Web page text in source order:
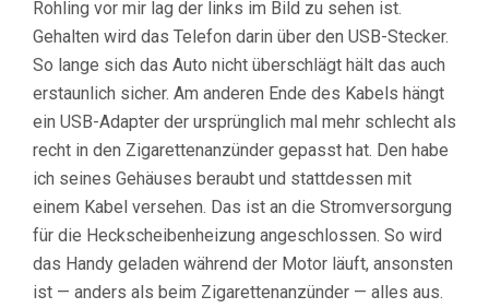
Rohling vor mir lag der links im Bild zu sehen ist.
Gehalten wird das Telefon darin über den USB-Stecker.
So lange sich das Auto nicht überschlägt hält das auch
erstaunlich sicher. Am anderen Ende des Kabels hängt
ein USB-Adapter der ursprünglich mal mehr schlecht als
recht in den Zigarettenanzünder gepasst hat. Den habe
ich seines Gehäuses beraubt und stattdessen mit
einem Kabel versehen. Das ist an die Stromversorgung
für die Heckscheibenheizung angeschlossen. So wird
das Handy geladen während der Motor läuft, ansonsten
ist — anders als beim Zigarettenanzünder — alles aus.